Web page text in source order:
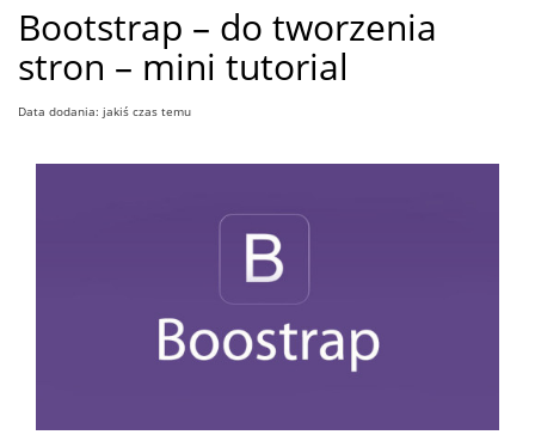
Bootstrap – do tworzenia
stron – mini tutorial
Data dodania: jakiś czas temu